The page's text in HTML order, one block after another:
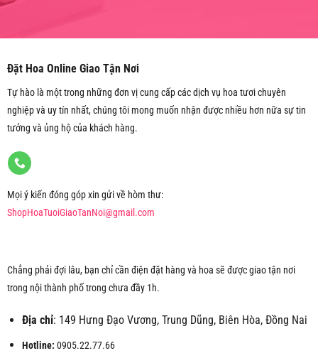
Đặt Hoa Online Giao Tận Nơi
Tự hào là một trong những đơn vị cung cấp các dịch vụ hoa tươi chuyên
nghiệp và uy tín nhất, chúng tôi mong muốn nhận được nhiều hơn nữa sự tin
tưởng và ủng hộ của khách hàng.
Mọi ý kiến đóng góp xin gửi về hòm thư:
ShopHoaTuoiGiaoTanNoi@gmail.com
Chẳng phải đợi lâu, bạn chỉ cần điện đặt hàng và hoa sẽ được giao tận nơi
trong nội thành phố trong chưa đầy 1h.
Địa chỉ: 149 Hưng Đạo Vương, Trung Dũng, Biên Hòa, Đồng Nai
Hotline: 0905.22.77.66